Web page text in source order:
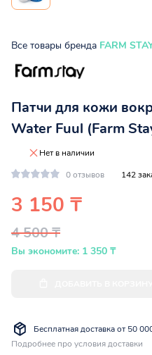
Все товары бренда FARM
Патчи для кожи
Water Fuul (Farm
Нет в наличии
0 отзывов
142
3 150 ₸
4 500 ₸
Вы экономите: 1 350 ₸
Бесплатная доставка от 50
Подробнее про условия доставки